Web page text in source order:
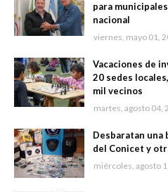
para
nacional
viernes, mayo 01,
Vacaciones de
20 sedes
mil vecinos
martes, agosto 04,
Desbaratan una
del Conicet y
miércoles, agosto